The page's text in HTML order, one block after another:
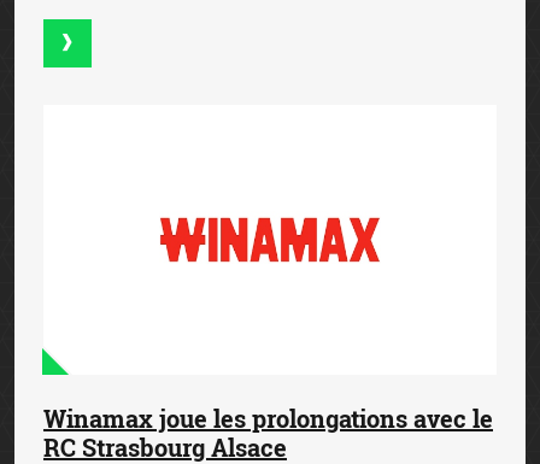
Winamax joue les prolongations avec le
RC Strasbourg Alsace